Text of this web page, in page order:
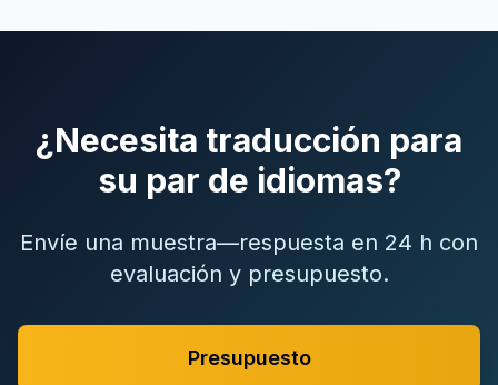
¿Necesita traducción para
su par de idiomas?
Envíe una muestra—respuesta en 24 h con
evaluación y presupuesto.
Presupuesto